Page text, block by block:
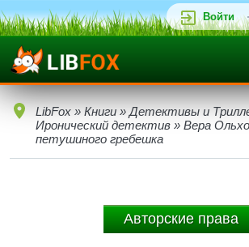
Войти
LibFox » Книги » Детективы и
Иронический детектив » Вера
петушиного гребешка
Авторские права